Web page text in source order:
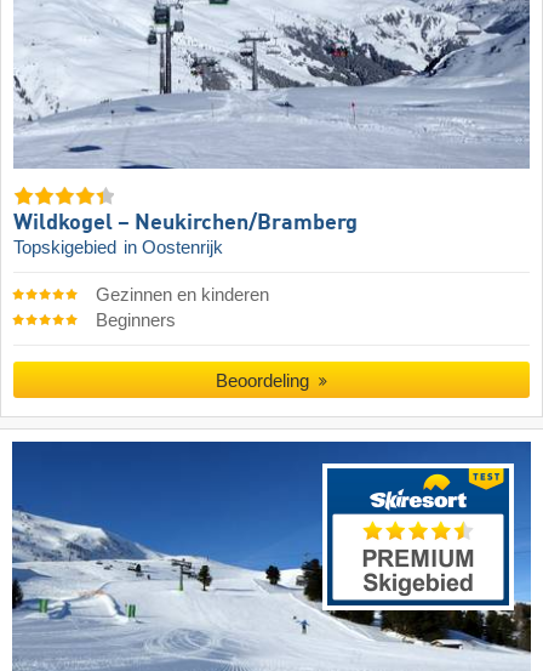
Wildkogel – Neukirchen/​Bramberg
Topskigebied in Oostenrijk
Gezinnen en kinderen
Beginners
Beoordeling